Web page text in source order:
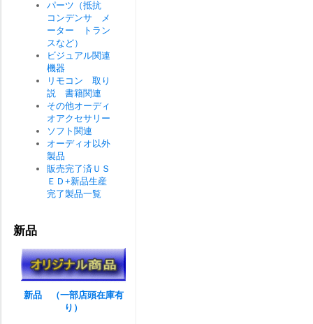
パーツ（抵抗
コンデンサ メ
ーター トラン
スなど）
ビジュアル関連
機器
リモコン 取り
説 書籍関連
その他オーディ
オアクセサリー
ソフト関連
オーディオ以外
製品
販売完了済ＵＳ
ＥＤ+新品生産
完了製品一覧
新品
新品 （一部店頭在庫有
り）